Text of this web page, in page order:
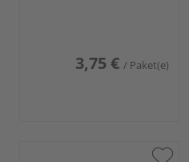
3,75 € / Paket(e)